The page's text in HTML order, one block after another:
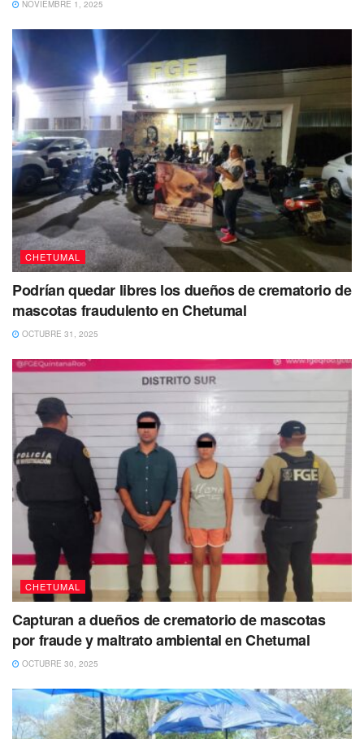
Otro aspecto por el que se destaca este espacio es la
instalación de infraestructura para fomentar la actividad
física: por un lado, se encuentra el auditorio al aire libre,
que se mantiene en descuido, mismo que solía utilizarse
para diversas actividades, como concursos de baile y
clases de zumba gratuitas, por mencionar algunas; y, por
otro lado, los aparatos para que la gente se ejercite
presentan corrosión, como consecuencia de la falta de
mantenimiento.
También te puede interesar Leer
NOVIEMBRE 1, 2025
CHETUMAL
Podrían quedar libres los dueños de crematorio de
mascotas fraudulento en Chetumal
OCTUBRE 31, 2025
CHETUMAL
Capturan a dueños de crematorio de mascotas
por fraude y maltrato ambiental en Chetumal
OCTUBRE 30, 2025